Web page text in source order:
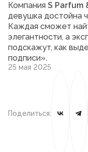
Компания S Parfum
девушка достойна
Каждая сможет
элегантности, а
подскажут, как
подписи».
25 мая 2025
Поделиться: